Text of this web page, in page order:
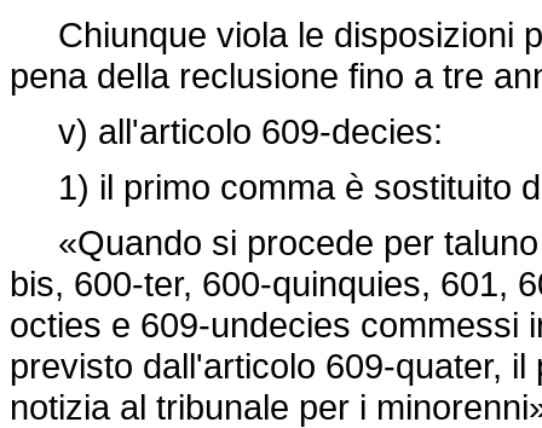
Chiunque viola le disposizioni
pena della reclusione fino a tre
v) all'articolo 609-decies:
1) il primo comma è sostituito
«Quando si procede per taluno
bis, 600-ter, 600-quinquies, 601,
octies e 609-undecies commessi
previsto dall'articolo 609-quater,
notizia al tribunale per i